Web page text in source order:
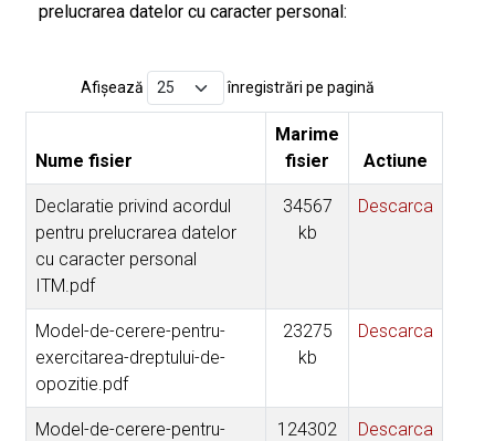
prelucrarea datelor cu caracter personal:
Afișează înregistrări pe pagină
Nume fisier
Marime
fisier
Actiune
Declaratie privind acordul
pentru prelucrarea datelor
cu caracter personal
ITM.pdf
34567
kb
Descarca
Model-de-cerere-pentru-
exercitarea-dreptului-de-
opozitie.pdf
23275
kb
Descarca
Model-de-cerere-pentru-
124302
Descarca